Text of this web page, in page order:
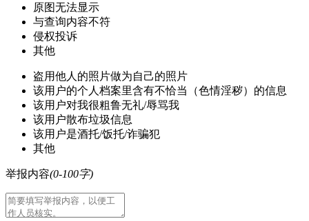
原图无法显示
与查询内容不符
侵权投诉
其他
盗用他人的照片做为自己的照片
该用户的个人档案里含有不恰当（色情淫秽）的信息
该用户对我很粗鲁无礼/辱骂我
该用户散布垃圾信息
该用户是酒托/饭托/诈骗犯
其他
举报内容(0-100字)